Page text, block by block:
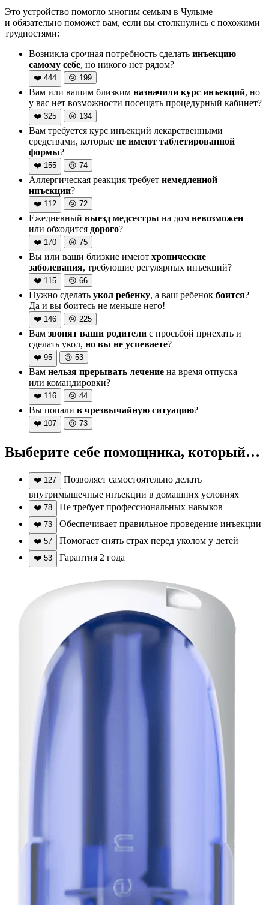
Это устройство помогло многим семьям в Чулыме
и обязательно поможет вам, если вы столкнулись с похожими
трудностями:
Возникла срочная потребность сделать инъекцию
самому себе, но никого нет рядом?
❤️ 444 😢 199
Вам или вашим близким назначили курс инъекций, но
у вас нет возможности посещать процедурный кабинет?
❤️ 325 😢 134
Вам требуется курс инъекций лекарственными
средствами, которые не имеют таблетированной
формы?
❤️ 155 😢 74
Аллергическая реакция требует немедленной
инъекции?
❤️ 112 😢 72
Ежедневный выезд медсестры на дом невозможен
или обходится дорого?
❤️ 170 😢 75
Вы или ваши близкие имеют хронические
заболевания, требующие регулярных инъекций?
❤️ 115 😢 66
Нужно сделать укол ребенку, а ваш ребенок боится?
Да и вы боитесь не меньше него!
❤️ 146 😢 225
Вам звонят ваши родители с просьбой приехать и
сделать укол, но вы не успеваете?
❤️ 95 😢 53
Вам нельзя прерывать лечение на время отпуска
или командировки?
❤️ 116 😢 44
Вы попали в чрезвычайную ситуацию?
❤️ 107 😢 73
Выберите себе помощника, который…
❤️ 127
Позволяет самостоятельно делать
внутримышечные инъекции в домашних условиях
❤️ 78 Не требует профессиональных навыков
❤️ 73 Обеспечивает правильное проведение инъекции
❤️ 57 Помогает снять страх перед уколом у детей
❤️ 53 Гарантия 2 года